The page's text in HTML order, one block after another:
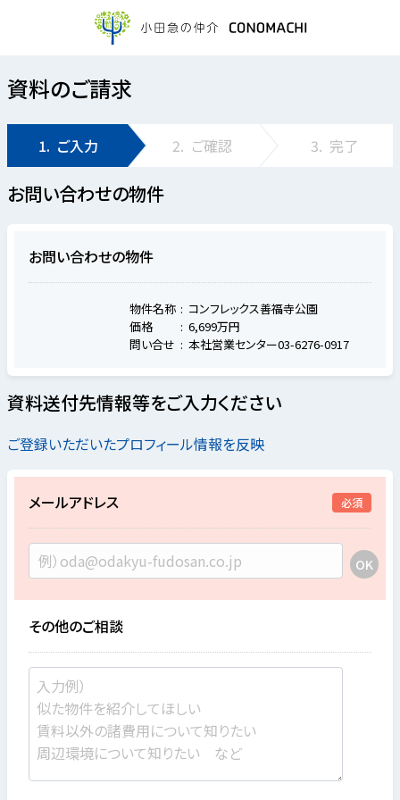
資料のご請求
1. ご入力 2. ご確認 3. 完了
お問い合わせの物件
お問い合わせの物件
物件名称
コンフレックス善福寺公園
価格
6,699万円
問い合せ
本社営業センター03-6276-0917
資料送付先情報等をご入力ください
ご登録いただいたプロフィール情報を反映
メールアドレス 必須
その他のご相談